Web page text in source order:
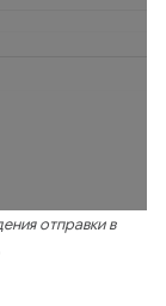
отправки в